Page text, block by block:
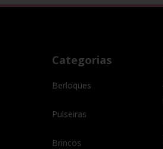
Categorias
Berloques
Pulseiras
Brincos